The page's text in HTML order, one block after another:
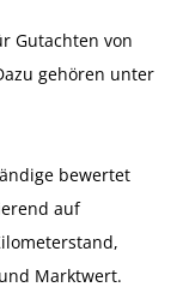
Gutachten von
gehören unter
bewertet
auf
Marktwert.